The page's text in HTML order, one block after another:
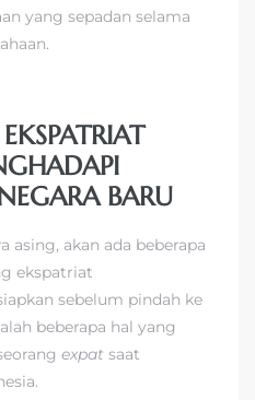
yang sepadan selama
BARU
asing, akan ada beberapa
ekspatriat
sebelum pindah ke
beberapa hal yang
expat saat